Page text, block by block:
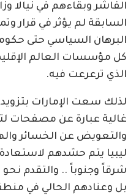
الفاشر وبقاءهم في نيالا
السابقة لم يؤثر في
البرهان السياسي حتى
كل مؤسسات العالم
الذي ترعرعت فيه.
لذلك سعت الإمارات
غالية عبارة عن مصفحات
والتعويض عن الخسائر
ليبيا يتم حشدهم
شرقاً وجنوباً .. والتقدم
بل وعنادهم الحالي في